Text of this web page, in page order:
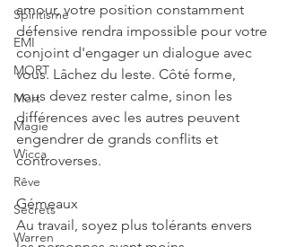
Spiritisme
EMI
MORT
Mort
Magie
Wicca
Rêve
Secrets
Warren
amour, votre position constamment
défensive rendra impossible pour votre
conjoint d'engager un dialogue avec
vous. Lâchez du leste. Côté forme,
vous devez rester calme, sinon les
différences avec les autres peuvent
engendrer de grands conflits et
controverses.
Gémeaux
Au travail, soyez plus tolérants envers